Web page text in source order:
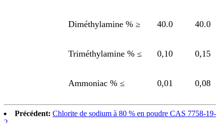
Diméthylamine % ≥ 40.0 40.0
Triméthylamine % ≤ 0,10 0,15
Ammoniac % ≤ 0,01 0,08
Précédent: Chlorite de sodium à 80 % en poudre CAS 7758-19-